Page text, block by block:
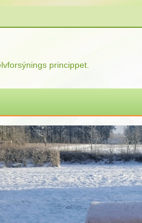
princippet.